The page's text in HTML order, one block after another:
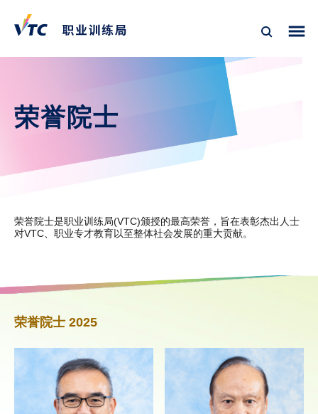
荣誉院士
荣誉院士是职业训练局(VTC)颁授的最高荣誉，旨在表彰杰出人士
对VTC、职业专才教育以至整体社会发展的重大贡献。
荣誉院士 2025